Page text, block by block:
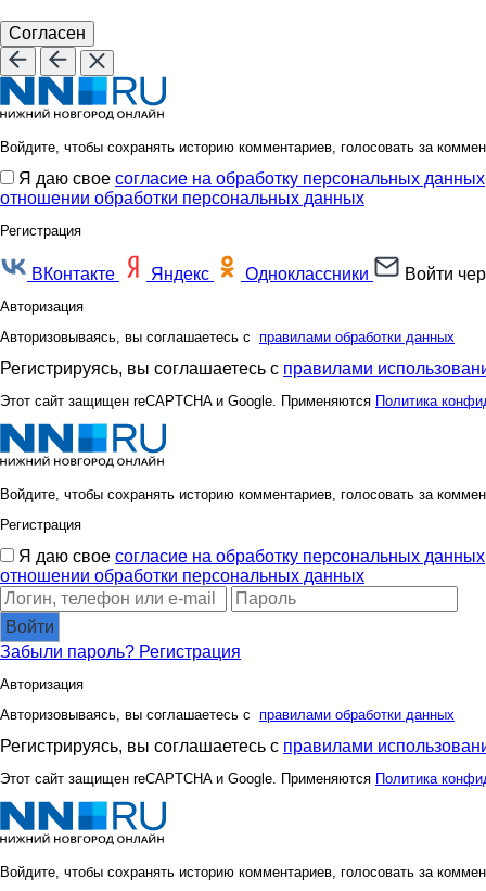
Согласен
Войдите, чтобы сохранять историю комментариев, голосовать за
Я даю свое согласие на обработку персональных данных
отношении обработки персональных данных
Регистрация
ВКонтакте Яндекс Одноклассники Войти
Авторизация
Авторизовываясь, вы соглашаетесь с правилами обработки данных
Регистрируясь, вы соглашаетесь с правилами
Этот сайт защищен reCAPTCHA и Google. Применяются Политика
Войдите, чтобы сохранять историю комментариев, голосовать за
Регистрация
Я даю свое согласие на обработку персональных данных
отношении обработки персональных данных
Войти
Забыли пароль? Регистрация
Авторизация
Авторизовываясь, вы соглашаетесь с правилами обработки данных
Регистрируясь, вы соглашаетесь с правилами
Этот сайт защищен reCAPTCHA и Google. Применяются Политика
Войдите, чтобы сохранять историю комментариев, голосовать за